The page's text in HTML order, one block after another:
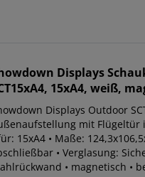
Displays
15xA4, weiß,
Displays Outdoor
mit Flügeltür
15xA4 • Maße:
• Verglasung:
• magnetisch •